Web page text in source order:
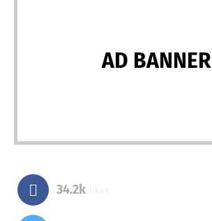
AD BANNER
34.2k